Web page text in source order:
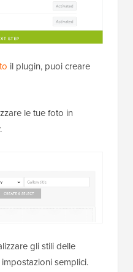
il plugin, puoi creare
le tue foto in
gli stili delle
semplici.